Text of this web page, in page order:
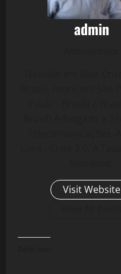
admin
Visit Website